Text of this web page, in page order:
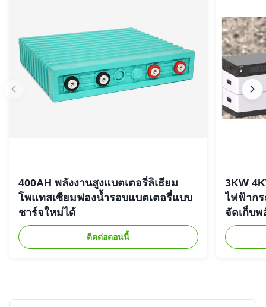
400AH พลังงานสูงแบตเตอรี่ลิเธียม
โพแทสเซียมฟองน้ำรอบแบตเตอรี่แบบ
ชาร์จใหม่ได้
ติดต่อตอนนี้
3KW
ไฟฟ้าก
จัดเก็บพ